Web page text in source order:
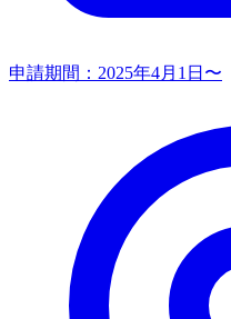
申請期間： 2025年4月1日〜